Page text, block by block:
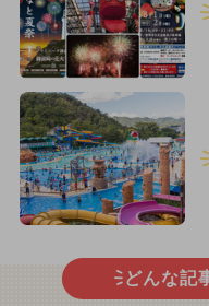
どんな記